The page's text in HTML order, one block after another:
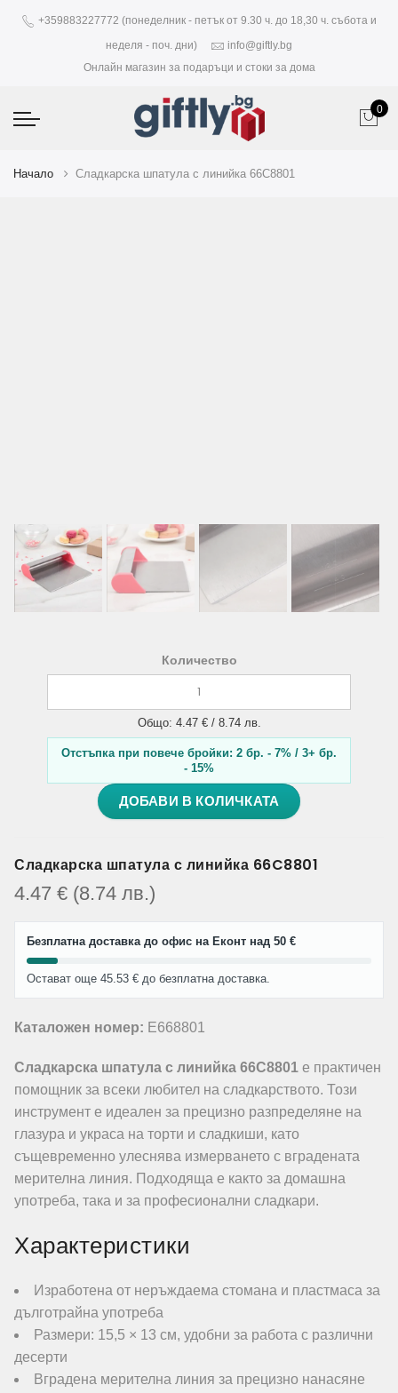
+359883227772 (понеделник - петък от 9.30 ч. до 18,30 ч. събота и
неделя - поч. дни)
info@giftly.bg
Онлайн магазин за подаръци и стоки за дома
0
Начало Сладкарска шпатула с линийка 66C8801
Количество
Общо: 4.47 € / 8.74 лв.
Отстъпка при повече бройки: 2 бр. - 7% / 3+ бр.
- 15%
ДОБАВИ В КОЛИЧКАТА
Сладкарска шпатула с линийка 66C8801
4.47 € (8.74 лв.)
Безплатна доставка до офис на Еконт над 50 €
Остават още 45.53 € до безплатна доставка.
Каталожен номер: E668801
Сладкарска шпатула с линийка 66C8801 е практичен
помощник за всеки любител на сладкарството. Този
инструмент е идеален за прецизно разпределяне на
глазура и украса на торти и сладкиши, като
същевременно улеснява измерването с вградената
мерителна линия. Подходяща е както за домашна
употреба, така и за професионални сладкари.
Характеристики
Изработена от неръждаема стомана и пластмаса за
дълготрайна употреба
Размери: 15,5 × 13 см, удобни за работа с различни
десерти
Вградена мерителна линия за прецизно нанасяне